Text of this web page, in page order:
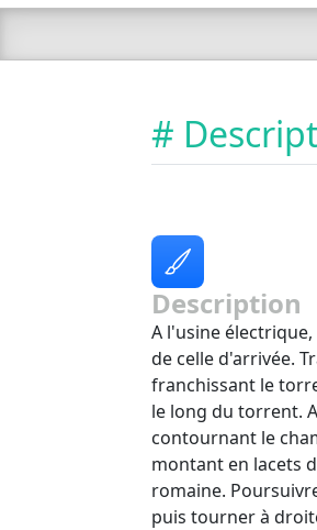
#
Description
A l'usine
de celle d'arrivée.
franchissant le
le long du torrent.
contournant le
montant en lacets
romaine.
puis tourner à